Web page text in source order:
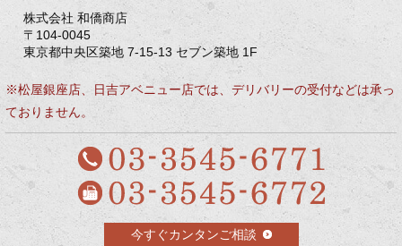
株式会社 和僑商店
〒104-0045
東京都中央区築地 7-15-13 セブン築地 1F
※松屋銀座店、日吉アベニュー店では、デリバリーの受付などは承っ
ておりません。
今すぐカンタンご相談